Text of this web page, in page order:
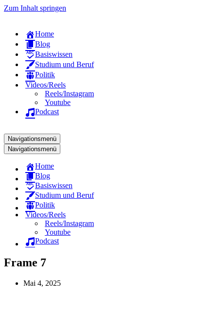
Zum Inhalt springen
Home
Blog
Basiswissen
Studium und Beruf
Politik
Videos/Reels
Reels/Instagram
Youtube
Podcast
Navigationsmenü
Navigationsmenü
Home
Blog
Basiswissen
Studium und Beruf
Politik
Videos/Reels
Reels/Instagram
Youtube
Podcast
Frame 7
Mai 4, 2025